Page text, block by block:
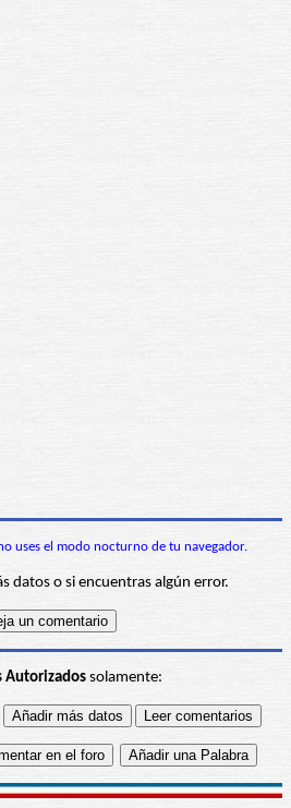
uses el modo nocturno de tu navegador.
datos o si encuentras algún error.
Autorizadossolamente: